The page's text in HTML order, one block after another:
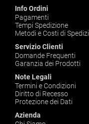
Info Ordini
Pagamenti
Tempi Spedizione
Metodi e Costi di
Servizio Clienti
Domande Frequenti
Garanzia dei Prodotti
Note Legali
Termini e Condizioni
Diritto di Recesso
Protezione dei Dati
Azienda